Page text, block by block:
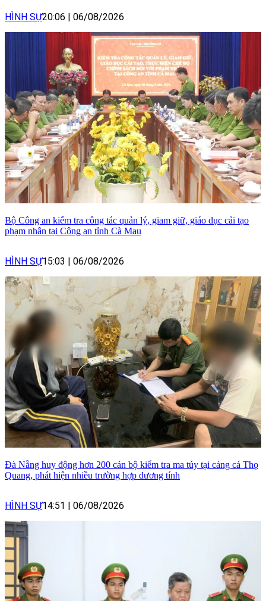
HÌNH SỰ20:06 06/08/2026
Bộ Công an kiểm tra công tác quản lý, giam giữ, giáo dục cải tạo
phạm nhân tại Công an tỉnh Cà Mau
HÌNH SỰ15:03 06/08/2026
Đà Nẵng huy động hơn 200 cán bộ kiểm tra ma túy tại cảng cá Thọ
Quang, phát hiện nhiều trường hợp dương tính
HÌNH SỰ14:51 06/08/2026